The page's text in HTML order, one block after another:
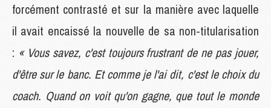
forcément contrasté et sur la manière avec laquelle
il avait encaissé la nouvelle de sa non-titularisation
: « Vous savez, c'est toujours frustrant de ne pas jouer,
d'être sur le banc. Et comme je l'ai dit, c'est le choix du
coach. Quand on voit qu'on gagne, que tout le monde